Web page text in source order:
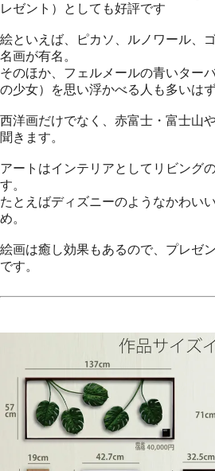
レゼント）としても好評です
絵といえば、ピカソ、ルノワール、
名画が有名。
そのほか、フェルメールの青いター
の少女）を思い浮かべる人も多いはず
西洋画だけでなく、赤富士・富士山
聞きます。
アートはインテリアとしてリビング
す。
たとえばディズニーのようなかわい
め。
絵画は癒し効果もあるので、プレゼ
です。